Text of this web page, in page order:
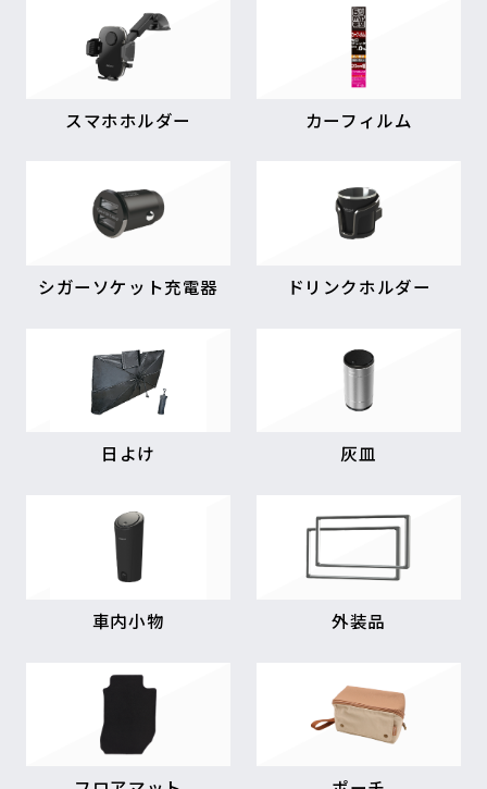
スマホホルダー カーフィルム
シガーソケット充電器 ドリンクホルダー
日よけ 灰皿
車内小物 外装品